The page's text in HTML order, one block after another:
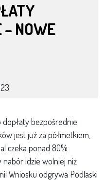
– NOWE
bezpośrednie
jest już za półmetkiem,
czeka ponad 80%
nabór idzie wolniej niż
Wniosku odgrywa Podlaski